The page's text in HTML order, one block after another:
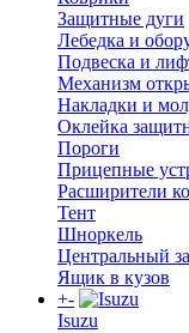
Защитные дуги
Лебедка и
Подвеска и
Механизм
Накладки и
Оклейка
Пороги
Прицепные
Расширители
Тент
Шноркель
Центральный
Ящик в кузов
+-
Isuzu